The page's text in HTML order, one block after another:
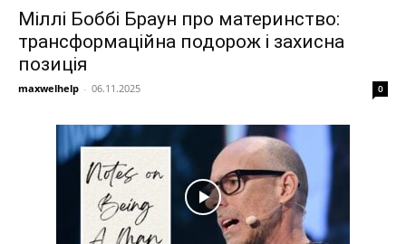
Міллі Боббі Браун про материнство:
трансформаційна подорож і захисна
позиція
maxwelhelp - 06.11.2025 0